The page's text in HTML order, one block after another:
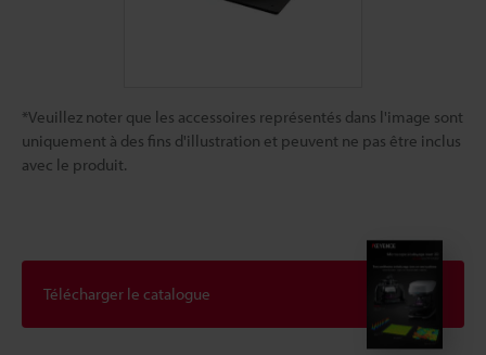
*Veuillez noter que les accessoires représentés dans l'image sont
uniquement à des fins d'illustration et peuvent ne pas être inclus
avec le produit.
Télécharger le catalogue